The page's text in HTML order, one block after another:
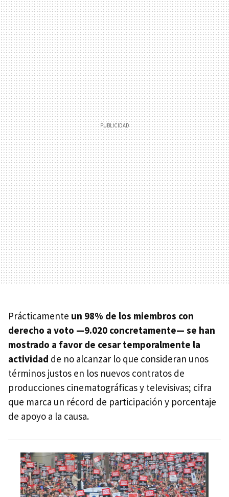
Prácticamente un 98% de los miembros con
derecho a voto —9.020 concretamente— se han
mostrado a favor de cesar temporalmente la
actividad de no alcanzar lo que consideran unos
términos justos en los nuevos contratos de
producciones cinematográficas y televisivas; cifra
que marca un récord de participación y porcentaje
de apoyo a la causa.